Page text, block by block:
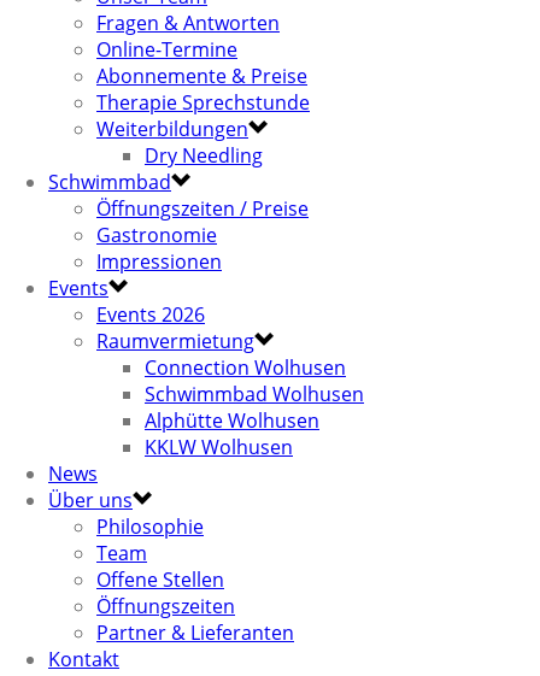
Fragen & Antworten
Online-Termine
Abonnemente & Preise
Therapie Sprechstunde
Weiterbildungen
Dry Needling
Schwimmbad
Öffnungszeiten / Preise
Gastronomie
Impressionen
Events
Events 2026
Raumvermietung
Connection Wolhusen
Schwimmbad Wolhusen
Alphütte Wolhusen
KKLW Wolhusen
News
Über uns
Philosophie
Team
Offene Stellen
Öffnungszeiten
Partner & Lieferanten
Kontakt